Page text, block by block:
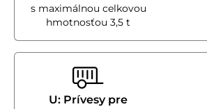
s maximálnou celkovou
hmotnosťou 3,5 t
U: Prívesy pre